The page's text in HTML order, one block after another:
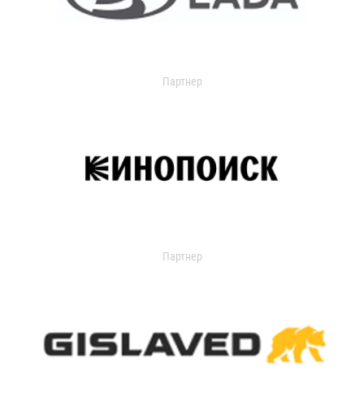
Партнер
Партнер